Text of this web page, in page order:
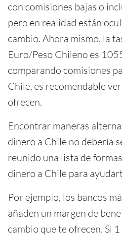
con comisiones bajas o
pero en realidad están
cambio. Ahora mismo, la
Euro/Peso Chileno es
comparando comisiones
Chile, es recomendable
ofrecen.
Encontrar maneras
dinero a Chile no debería
reunido una lista de
dinero a Chile para
Por ejemplo, los bancos
añaden un margen de
cambio que te ofrecen. Si